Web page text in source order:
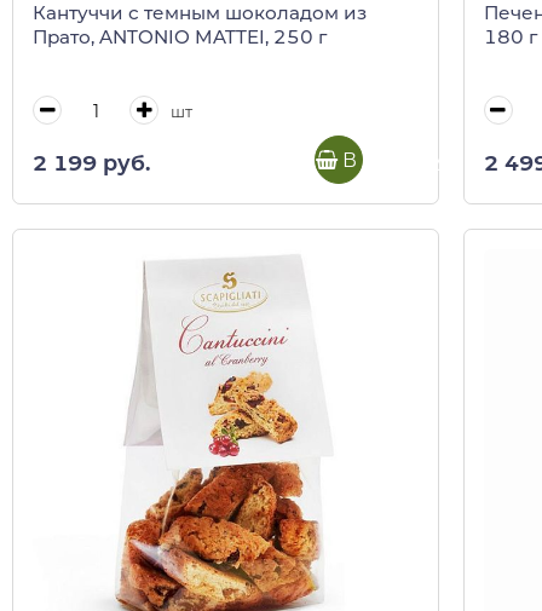
Кантуччи с темным шоколадом из
Прато, ANTONIO MATTEI, 250 г
шт
2 199 руб. В корзину
180 г
2